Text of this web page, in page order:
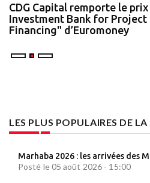
CDG Capital remporte le
Investment Bank for
Financing" d’Euromoney
LES PLUS POPULAIRES DE
Marhaba 2026 : les arrivées des
Posté le 05 août 2026 - 15:00